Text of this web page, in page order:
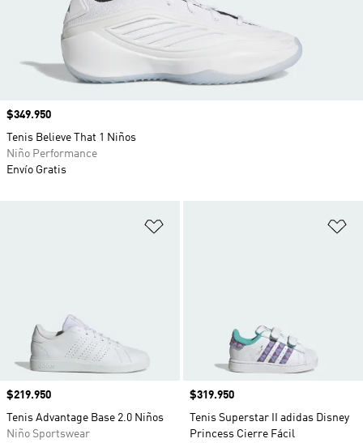
Precio
$219.950
Tenis Advantage Base 2.0 Niños
Niño Sportswear
Precio
$319.950
Tenis Superstar II adidas Disney
Princess Cierre Fácil
Precio
$349.950
Tenis Believe That 1 Niños
Niño Performance
Envío Gratis